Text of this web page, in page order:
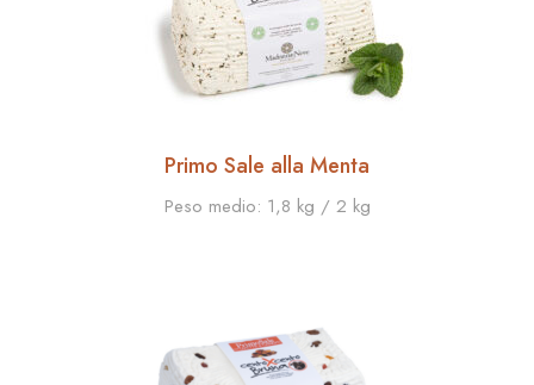
Primo Sale alla Menta
Peso medio: 1,8 kg / 2 kg